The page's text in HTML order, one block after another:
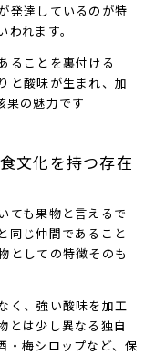
発達しているのが特
れます。
ることを裏付ける
と酸味が生まれ、加
果の魅力です
文化を持つ存在
ても果物と言えるで
同じ仲間であること
としての特徴そのも
く、強い酸味を加工
とは少し異なる独自
・梅シロップなど、保